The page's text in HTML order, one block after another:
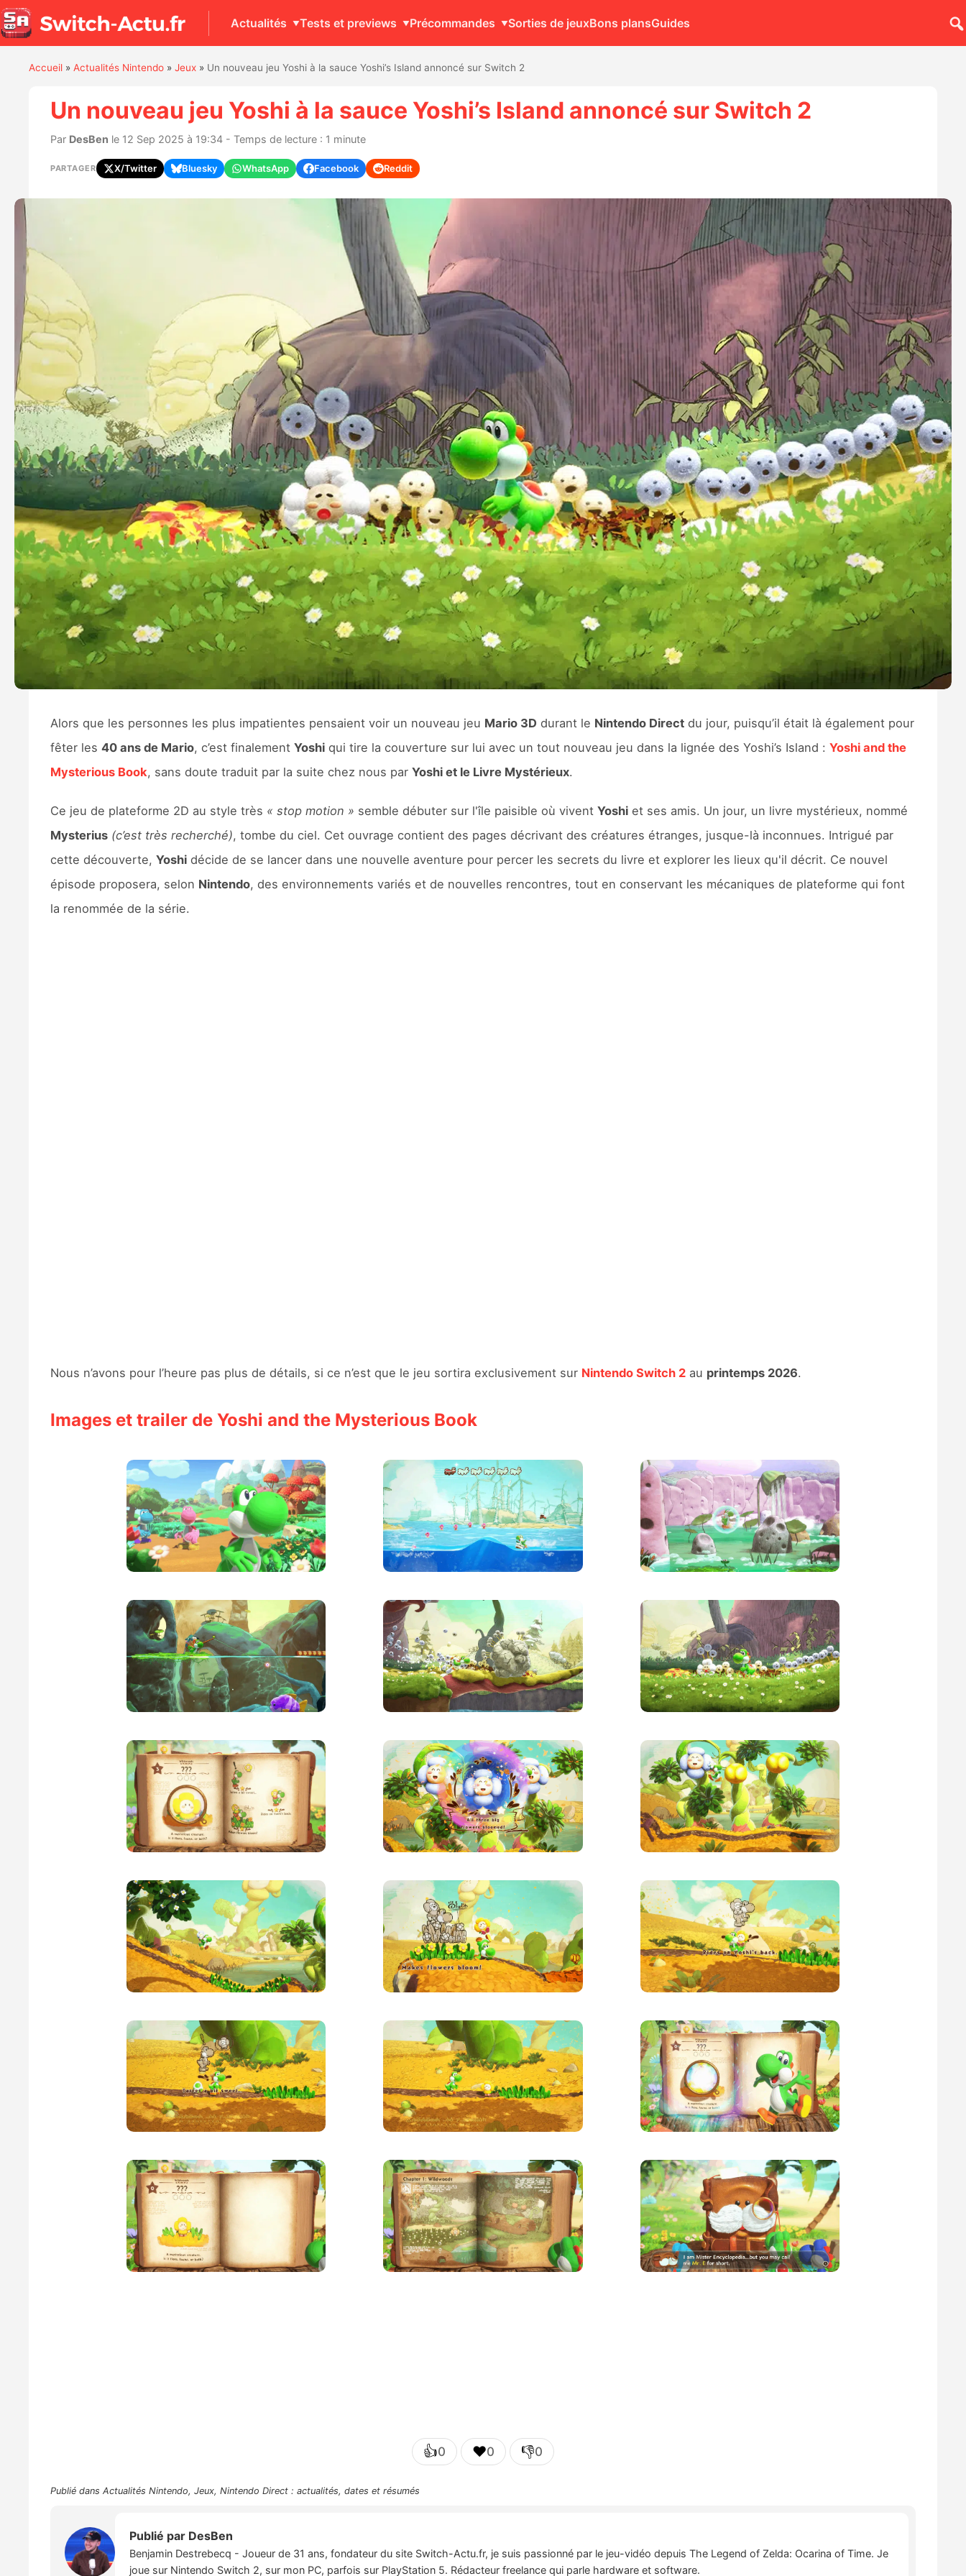
Actualités Tests et previews Précommandes Sorties de jeuxBons plansGuides
Accueil» Actualités Nintendo» Jeux» Un nouveau jeu Yoshi à la sauce Yoshi’s Island annoncé sur Switch 2
Un nouveau jeu Yoshi à la sauce Yoshi’s Island annoncé sur Switch 2
Par DesBen le 12 Sep 2025 à 19:34 - Temps de lecture : 1 minute
PARTAGER X/Twitter Bluesky WhatsApp Facebook Reddit
Alors que les personnes les plus impatientes pensaient voir un nouveau jeu Mario 3D durant le Nintendo Directdu jour, puisqu’il était là également pour
fêter les 40 ans de Mario, c’est finalement Yoshiqui tire la couverture sur lui avec un tout nouveau jeu dans la lignée des Yoshi’s Island : Yoshi and the
Mysterious Book, sans doute traduit par la suite chez nous par Yoshi et le Livre Mystérieux.
Ce jeu de plateforme 2D au style très « stop motion » semble débuter sur l'île paisible où vivent Yoshiet ses amis. Un jour, un livre mystérieux, nommé
Mysterius (c’est très recherché), tombe du ciel. Cet ouvrage contient des pages décrivant des créatures étranges, jusque-là inconnues. Intrigué par
cette découverte, Yoshidécide de se lancer dans une nouvelle aventure pour percer les secrets du livre et explorer les lieux qu'il décrit. Ce nouvel
épisode proposera, selon Nintendo, des environnements variés et de nouvelles rencontres, tout en conservant les mécaniques de plateforme qui font
la renommée de la série.
Nous n’avons pour l’heure pas plus de détails, si ce n’est que le jeu sortira exclusivement sur Nintendo Switch 2au printemps 2026.
Images et trailer de Yoshi and the Mysterious Book
👍0 ❤️0 👎0
Publié dans Actualités Nintendo, Jeux, Nintendo Direct : actualités, dates et résumés
Publié par DesBen
Benjamin Destrebecq - Joueur de 31 ans, fondateur du site Switch-Actu.fr, je suis passionné par le jeu-vidéo depuis The Legend of Zelda: Ocarina of Time. Je
joue sur Nintendo Switch 2, sur mon PC, parfois sur PlayStation 5. Rédacteur freelance qui parle hardware et software.